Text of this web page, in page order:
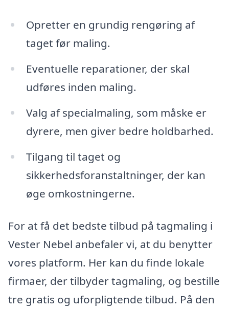
Opretter en grundig rengøring af
taget før maling.
Eventuelle reparationer, der skal
udføres inden maling.
Valg af specialmaling, som måske er
dyrere, men giver bedre holdbarhed.
Tilgang til taget og
sikkerhedsforanstaltninger, der kan
øge omkostningerne.
For at få det bedste tilbud på tagmaling i
Vester Nebel anbefaler vi, at du benytter
vores platform. Her kan du finde lokale
firmaer, der tilbyder tagmaling, og bestille
tre gratis og uforpligtende tilbud. På den